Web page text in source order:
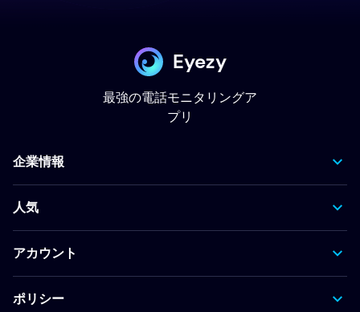
Eyezy
最強の電話モニタリングア
プリ
企業情報
人気
アカウント
ポリシー